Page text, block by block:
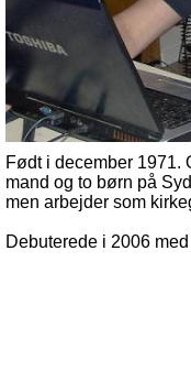
Født i december 1971.
mand og to børn på
men arbejder som
Debuterede i 2006